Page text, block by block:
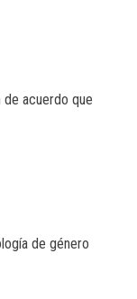
acuerdo que
de género